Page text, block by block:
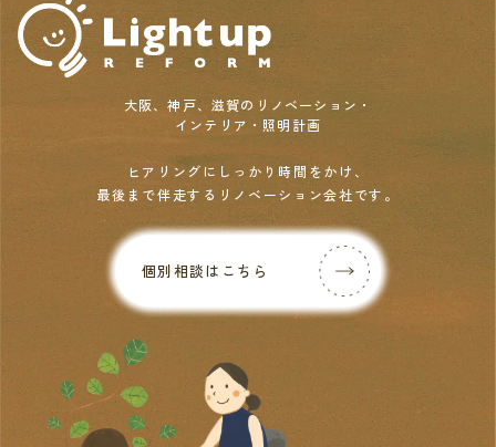
大阪、神戸、滋賀のリノベーション・
インテリア・照明計画
ヒアリングにしっかり時間をかけ、
最後まで伴走するリノベーション会社です。
個別相談はこちら